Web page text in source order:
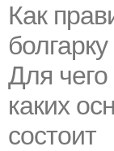
Как
Для
каких
состоит